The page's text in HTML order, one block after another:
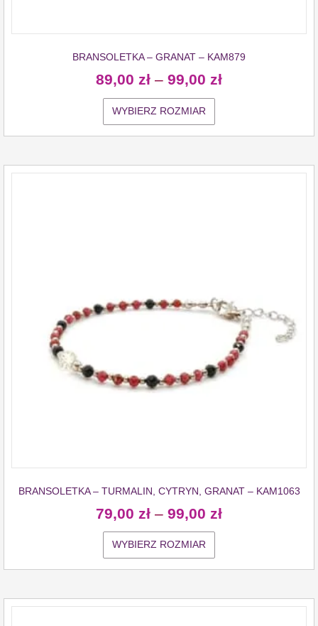
BRANSOLETKA – GRANAT – KAM879
89,00 zł – 99,00 zł
WYBIERZ ROZMIAR
BRANSOLETKA – TURMALIN, CYTRYN, GRANAT – KAM1063
79,00 zł – 99,00 zł
WYBIERZ ROZMIAR